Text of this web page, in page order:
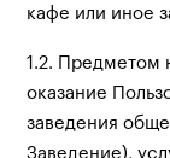
кафе или иное
1.2. Предметом
оказание
заведения
Заведение),